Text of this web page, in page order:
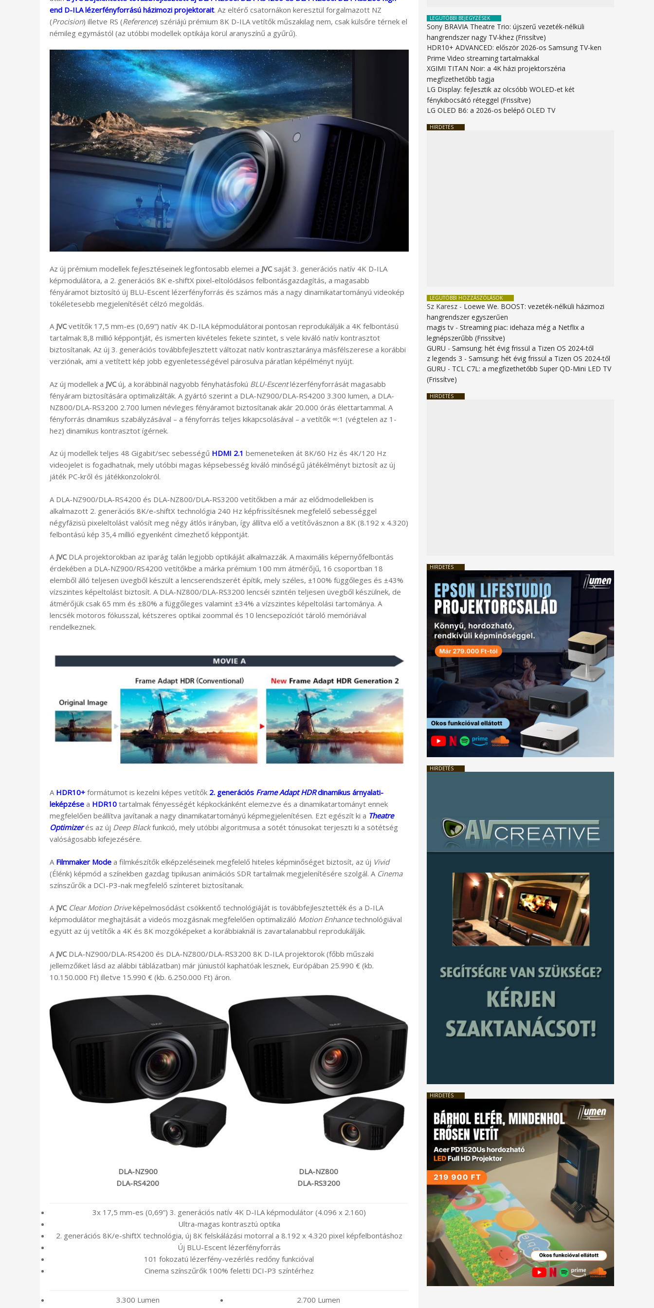
end D-ILA lézerfényforrású házimozi projektorait. Az eltérő csatornákon keresztül forgalmazott NZ
(Procision) illetve RS (Reference) szériájú prémium 8K D-ILA vetítők műszakilag nem, csak külsőre térnek el
némileg egymástól (az utóbbi modellek optikája körül aranyszínű a gyűrű).
Az új prémium modellek fejlesztéseinek legfontosabb elemei a JVCsaját 3. generációs natív 4K D-ILA
képmodulátora, a 2. generációs 8K e-shiftX pixel-eltolódásos felbontásgazdagítás, a magasabb
fényáramot biztosító új BLU-Escent lézerfényforrás és számos más a nagy dinamikatartományú videokép
tökéletesebb megjelenítését célzó megoldás.
A JVCvetítők 17,5 mm-es (0,69”) natív 4K D-ILA képmodulátorai pontosan reprodukálják a 4K felbontású
tartalmak 8,8 millió képpontját, és ismerten kivételes fekete szintet, s vele kiváló natív kontrasztot
biztosítanak. Az új 3. generációs továbbfejlesztett változat natív kontrasztaránya másfélszerese a korábbi
verziónak, ami a vetített kép jobb egyenletességével párosulva páratlan képélményt nyújt.
Az új modellek a JVCúj, a korábbinál nagyobb fényhatásfokú BLU-Escentlézerfényforrását magasabb
fényáram biztosítására optimalizálták. A gyártó szerint a DLA-NZ900/DLA-RS4200 3.300 lumen, a DLA-
NZ800/DLA-RS3200 2.700 lumen névleges fényáramot biztosítanak akár 20.000 órás élettartammal. A
fényforrás dinamikus szabályzásával – a fényforrás teljes kikapcsolásával – a vetítők ∞:1 (végtelen az 1-
hez) dinamikus kontrasztot ígérnek.
Az új modellek teljes 48 Gigabit/sec sebességű HDMI 2.1 bemeneteiken át 8K/60 Hz és 4K/120 Hz
videojelet is fogadhatnak, mely utóbbi magas képsebesség kiváló minőségű játékélményt biztosít az új
játék PC-kről és játékkonzolokról.
A DLA-NZ900/DLA-RS4200 és DLA-NZ800/DLA-RS3200 vetítőkben a már az elődmodellekben is
alkalmazott 2. generációs 8K/e-shiftX technológia 240 Hz képfrissítésnek megfelelő sebességgel
négyfázisú pixeleltolást valósít meg négy átlós irányban, így állítva elő a vetítővásznon a 8K (8.192 x 4.320)
felbontású kép 35,4 millió egyenként címezhető képpontját.
A JVCDLA projektorokban az iparág talán legjobb optikáját alkalmazzák. A maximális képernyőfelbontás
érdekében a DLA-NZ900/RS4200 vetítőkbe a márka prémium 100 mm átmérőjű, 16 csoportban 18
elemből álló teljesen üvegből készült a lencserendszerét építik, mely széles, ±100% függőleges és ±43%
vízszintes képeltolást biztosít. A DLA-NZ800/DLA-RS3200 lencséi szintén teljesen üvegből készülnek, de
átmérőjük csak 65 mm és ±80% a függőleges valamint ±34% a vízszintes képeltolási tartománya. A
lencsék motoros fókusszal, kétszeres optikai zoommal és 10 lencsepozíciót tároló memóriával
rendelkeznek.
A HDR10+ formátumot is kezelni képes vetítők 2. generációs Frame Adapt HDRdinamikus árnyalati-
leképzése a HDR10 tartalmak fényességét képkockánként elemezve és a dinamikatartományt ennek
megfelelően beállítva javítanak a nagy dinamikatartományú képmegjelenítésen. Ezt egészít ki a Theatre
Optimizerés az új Deep Blackfunkció, mely utóbbi algoritmusa a sötét tónusokat terjeszti ki a sötétség
valóságosabb kifejezésére.
A Filmmaker Mode a filmkészítők elképzeléseinek megfelelő hiteles képminőséget biztosít, az új Vivid
(Élénk) képmód a színekben gazdag tipikusan animációs SDR tartalmak megjelenítésére szolgál. A Cinema
színszűrők a DCI-P3-nak megfelelő színteret biztosítanak.
A JVC Clear Motion Driveképelmosódást csökkentő technológiáját is továbbfejlesztették és a D-ILA
képmodulátor meghajtását a videós mozgásnak megfelelően optimalizáló Motion Enhancetechnológiával
együtt az új vetítők a 4K és 8K mozgóképeket a korábbiaknál is zavartalanabbul reprodukálják.
A JVCDLA-NZ900/DLA-RS4200 és DLA-NZ800/DLA-RS3200 8K D-ILA projektorok (főbb műszaki
jellemzőiket lásd az alábbi táblázatban) már júniustól kaphatóak lesznek, Európában 25.990 € (kb.
10.150.000 Ft) illetve 15.990 € (kb. 6.250.000 Ft) áron.
DLA-NZ900
DLA-RS4200
DLA-NZ800
DLA-RS3200
3x 17,5 mm-es (0,69”) 3. generációs natív 4K D-ILA képmodulátor (4.096 x 2.160)
Ultra-magas kontrasztú optika
2. generációs 8K/e-shiftX technológia, új 8K felskálázási motorral a 8.192 x 4.320 pixel képfelbontáshoz
Új BLU-Escent lézerfényforrás
101 fokozatú lézerfény-vezérlés redőny funkcióval
Cinema színszűrők 100% feletti DCI-P3 színtérhez
3.300 Lumen
2.700 Lumen
LEGUTÓBBI BEJEGYZÉSEK
Sony BRAVIA Theatre Trio: újszerű vezeték-nélküli
hangrendszer nagy TV-khez (Frissítve)
HDR10+ ADVANCED: először 2026-os Samsung TV-ken
Prime Video streaming tartalmakkal
XGIMI TITAN Noir: a 4K házi projektorszéria
megfizethetőbb tagja
LG Display: fejlesztik az olcsóbb WOLED-et két
fénykibocsátó réteggel (Frissítve)
LG OLED B6: a 2026-os belépő OLED TV
HIRDETÉS
LEGUTÓBBI HOZZÁSZÓLÁSOK
Sz Karesz - Loewe We. BOOST: vezeték-nélküli házimozi
hangrendszer egyszerűen
magis tv -Streaming piac: idehaza még a Netflix a
legnépszerűbb (Frissítve)
GURU -Samsung: hét évig frissül a Tizen OS 2024-től
z legends 3 -Samsung: hét évig frissül a Tizen OS 2024-től
GURU - TCL C7L: a megfizethetőbb Super QD-Mini LED TV
(Frissítve)
HIRDETÉS
HIRDETÉS
HIRDETÉS
HIRDETÉS